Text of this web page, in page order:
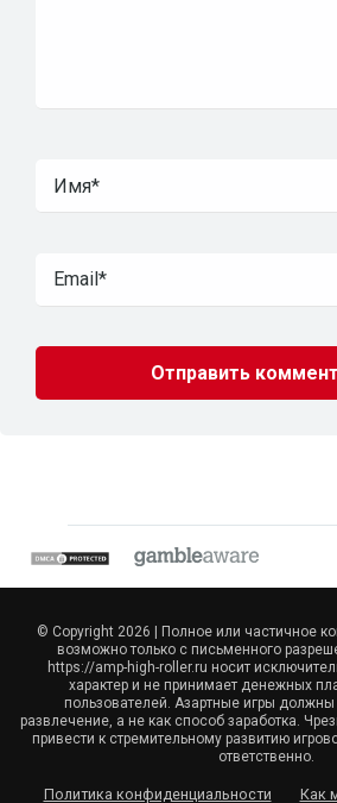
© Copyright 2026 | Полное или частичное
возможно только с письменного
https://amp-high-roller.ru носит
характер и не принимает денежных
пользователей. Азартные игры должны
развлечение, а не как способ заработка.
привести к стремительному развитию
ответственно.
Политика конфиденциальности Как